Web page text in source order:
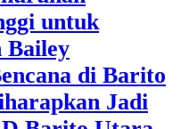
untuk
Bailey
di Barito
Jadi